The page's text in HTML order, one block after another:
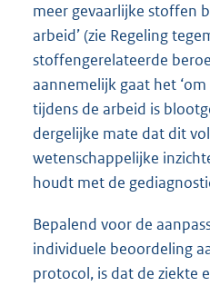
meer gevaarlijke stoffen
arbeid’ (zie Regeling
stoffengerelateerde
aannemelijk gaat het
tijdens de arbeid is
dergelijke mate dat dit
wetenschappelijke
houdt met de
Bepalend voor de
individuele beoordeling
protocol, is dat de ziekte